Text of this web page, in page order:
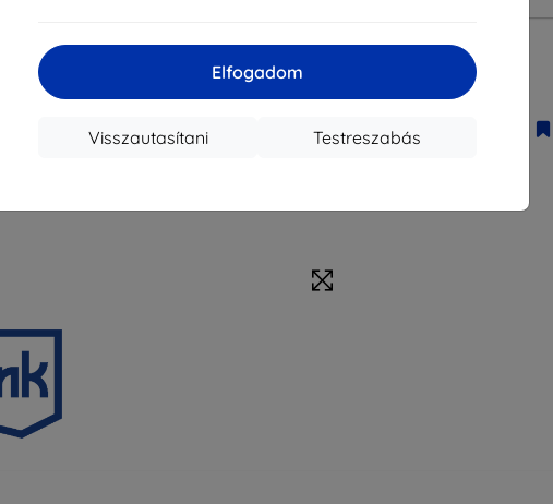
Elfogadom
Testreszabás
Visszautasítani
Márka
Gyártói cikkszám
Kijelzővédő fóliák